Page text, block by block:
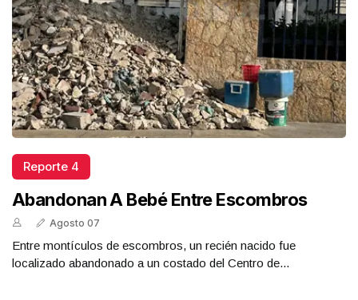
Reporte 4
Abandonan A Bebé Entre Escombros
Agosto 07
Entre montículos de escombros, un recién nacido fue
localizado abandonado a un costado del Centro de...